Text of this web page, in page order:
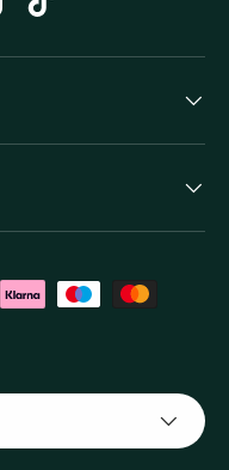
TikTok